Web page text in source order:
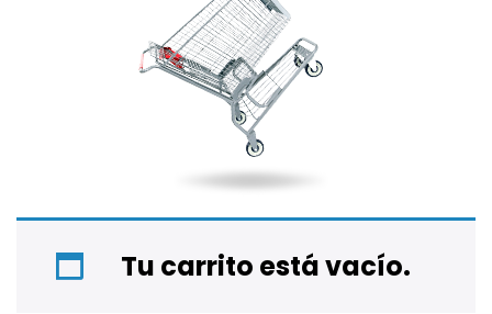
Tu carrito está vacío.